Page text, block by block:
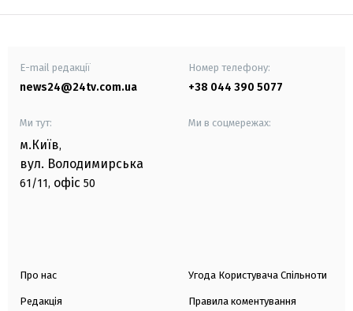
E-mail редакції
news24@24tv.com.ua
Номер телефону:
+38 044 390 5077
Ми тут:
м.Київ,
вул. Володимирська
61/11, офіс 50
Ми в соцмережах:
Про нас
Редакція
Угода Користувача Спільноти
Правила коментування